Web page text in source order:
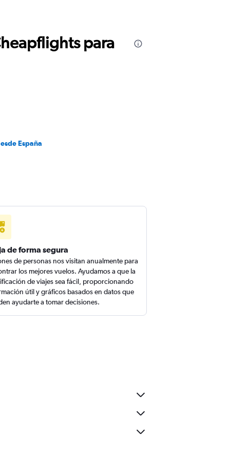
para
España
de forma segura
de personas nos visitan anualmente para
los mejores vuelos. Ayudamos a que la
de viajes sea fácil, proporcionando
útil y gráficos basados en datos que
ayudarte a tomar decisiones.